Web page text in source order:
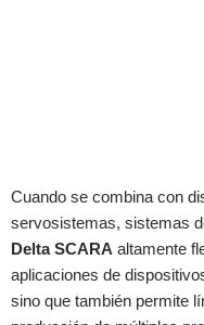
Cuando se combina con
servosistemas, sistemas
Delta SCARA altamente
aplicaciones de
sino que también permite